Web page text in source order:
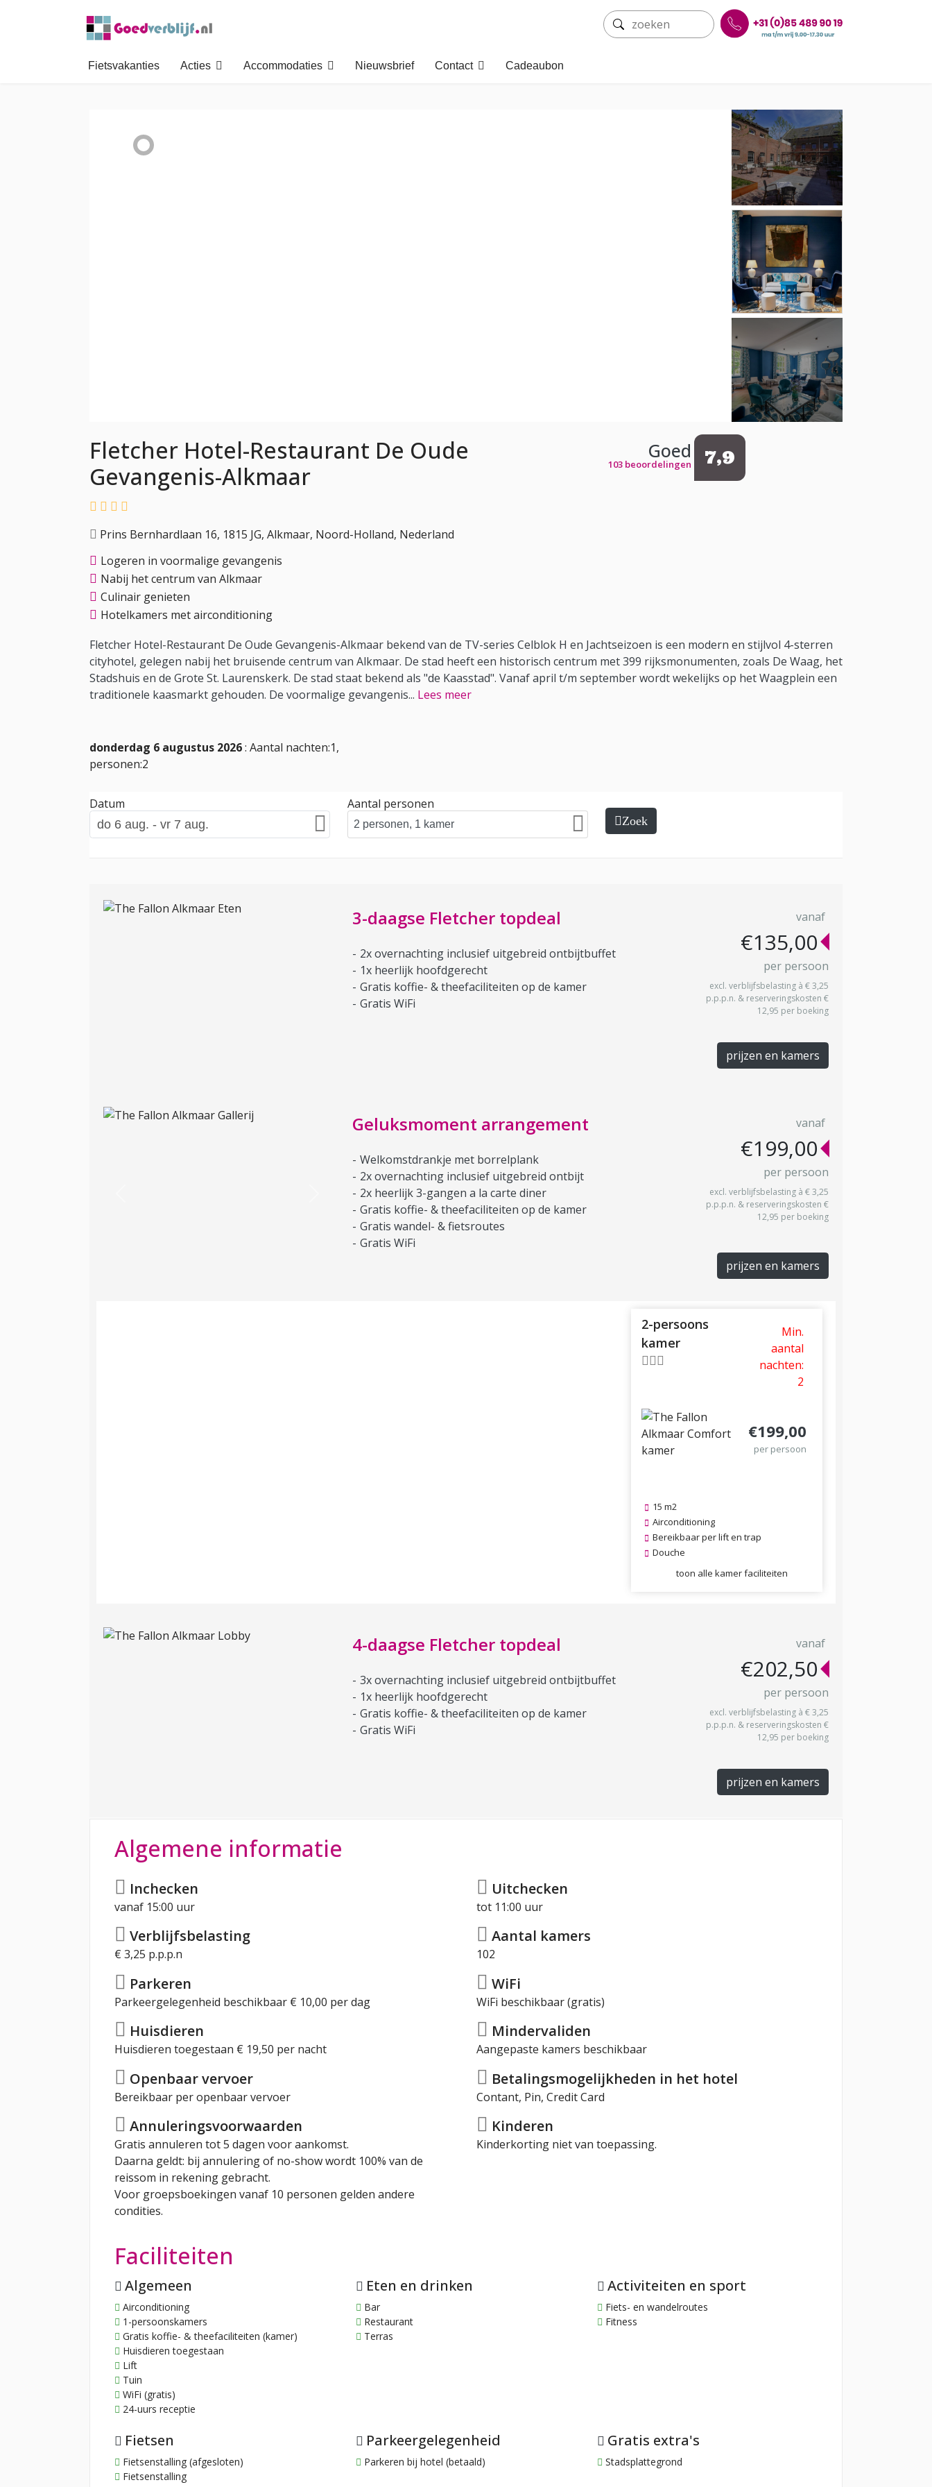
Fietsvakanties Acties Accommodaties Nieuwsbrief Contact Cadeaubon
Fletcher Hotel-Restaurant De Oude
Gevangenis-Alkmaar
Prins Bernhardlaan 16, 1815 JG, Alkmaar, Noord-Holland, Nederland
Goed
103 beoordelingen 7,9
Logeren in voormalige gevangenis
Nabij het centrum van Alkmaar
Culinair genieten
Hotelkamers met airconditioning
Fletcher Hotel-Restaurant De Oude Gevangenis-Alkmaar bekend van de TV-series Celblok H en Jachtseizoen is een modern en stijlvol 4-sterren
cityhotel, gelegen nabij het bruisende centrum van Alkmaar. De stad heeft een historisch centrum met 399 rijksmonumenten, zoals De Waag, het
Stadshuis en de Grote St. Laurenskerk. De stad staat bekend als "de Kaasstad". Vanaf april t/m september wordt wekelijks op het Waagplein een
traditionele kaasmarkt gehouden. De voormalige gevangenis... Lees meer
donderdag 6 augustus 2026: Aantal nachten:1,
personen:2
Datum Aantal personen
Zoek
3-daagse Fletcher topdeal
2x overnachting inclusief uitgebreid ontbijtbuffet
1x heerlijk hoofdgerecht
Gratis koffie- & theefaciliteiten op de kamer
Gratis WiFi
vanaf
€135,00
per persoon
excl. verblijfsbelasting à € 3,25
p.p.p.n. & reserveringskosten €
12,95 per boeking
prijzen en kamers
Geluksmoment arrangement
Welkomstdrankje met borrelplank
2x overnachting inclusief uitgebreid ontbijt
2x heerlijk 3-gangen a la carte diner
Gratis koffie- & theefaciliteiten op de kamer
Gratis wandel- & fietsroutes
Gratis WiFi
vanaf
€199,00
per persoon
excl. verblijfsbelasting à € 3,25
p.p.p.n. & reserveringskosten €
12,95 per boeking
prijzen en kamers
2-persoons
kamer
Min.
aantal
nachten:
2
Previous Next
€199,00
per persoon
15 m2
Airconditioning
Bereikbaar per lift en trap
Douche
toon alle kamer faciliteiten
4-daagse Fletcher topdeal
3x overnachting inclusief uitgebreid ontbijtbuffet
1x heerlijk hoofdgerecht
Gratis koffie- & theefaciliteiten op de kamer
Gratis WiFi
vanaf
€202,50
per persoon
excl. verblijfsbelasting à € 3,25
p.p.p.n. & reserveringskosten €
12,95 per boeking
prijzen en kamers
Algemene informatie
Inchecken
vanaf 15:00 uur
Uitchecken
tot 11:00 uur
Verblijfsbelasting
€ 3,25 p.p.p.n
Aantal kamers
102
Parkeren
Parkeergelegenheid beschikbaar € 10,00 per dag
WiFi
WiFi beschikbaar (gratis)
Huisdieren
Huisdieren toegestaan € 19,50 per nacht
Mindervaliden
Aangepaste kamers beschikbaar
Openbaar vervoer
Bereikbaar per openbaar vervoer
Betalingsmogelijkheden in het hotel
Contant, Pin, Credit Card
Annuleringsvoorwaarden
Gratis annuleren tot 5 dagen voor aankomst.
Daarna geldt: bij annulering of no-show wordt 100% van de
reissom in rekening gebracht.
Voor groepsboekingen vanaf 10 personen gelden andere
condities.
Kinderen
Kinderkorting niet van toepassing.
Faciliteiten
Algemeen
Airconditioning
1-persoonskamers
Gratis koffie- & theefaciliteiten (kamer)
Huisdieren toegestaan
Lift
Tuin
WiFi (gratis)
24-uurs receptie
Eten en drinken
Bar
Restaurant
Terras
Activiteiten en sport
Fiets- en wandelroutes
Fitness
Fietsen
Fietsenstalling (afgesloten)
Fietsenstalling
Parkeergelegenheid
Parkeren bij hotel (betaald)
Gratis extra's
Stadsplattegrond